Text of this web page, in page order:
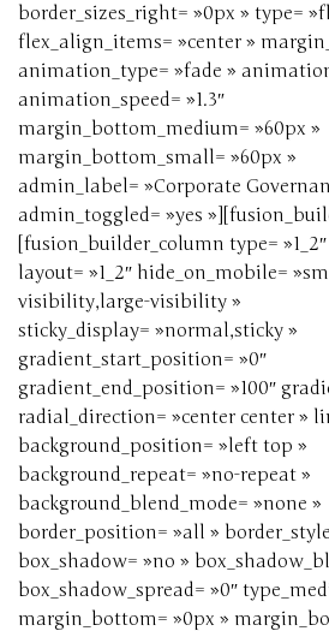
border_sizes_right= »0px » type=
flex_align_items= »center »
animation_type= »fade »
animation_speed= »1.3″
margin_bottom_medium= »60px »
margin_bottom_small= »60px »
admin_label= »Corporate
admin_toggled= »yes
[fusion_builder_column type= »1_2″
layout= »1_2″ hide_on_mobile=
visibility,large-visibility »
sticky_display= »normal,sticky »
gradient_start_position= »0″
gradient_end_position= »100″
radial_direction= »center center »
background_position= »left top »
background_repeat= »no-repeat »
background_blend_mode= »none »
border_position= »all »
box_shadow= »no »
box_shadow_spread= »0″
margin_bottom= »0px »